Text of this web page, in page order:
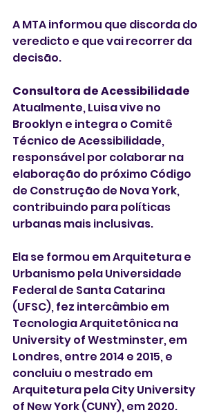
A MTA informou que discorda do
veredicto e que vai recorrer da
decisão.
Consultora de Acessibilidade
Atualmente, Luisa vive no
Brooklyn e integra o Comitê
Técnico de Acessibilidade,
responsável por colaborar na
elaboração do próximo Código
de Construção de Nova York,
contribuindo para políticas
urbanas mais inclusivas.
Ela se formou em Arquitetura e
Urbanismo pela Universidade
Federal de Santa Catarina
(UFSC), fez intercâmbio em
Tecnologia Arquitetônica na
University of Westminster, em
Londres, entre 2014 e 2015, e
concluiu o mestrado em
Arquitetura pela City University
of New York (CUNY), em 2020.